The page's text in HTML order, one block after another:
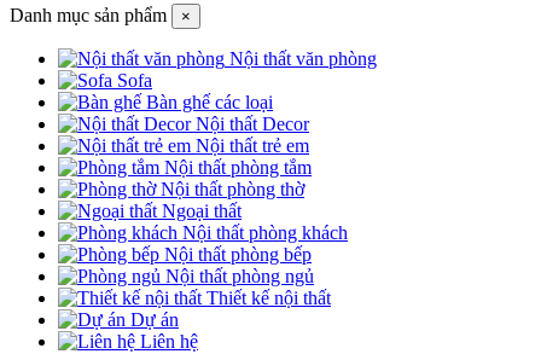
Danh mục sản phẩm ×
Nội thất văn phòng
Sofa
Bàn ghế các loại
Nội thất Decor
Nội thất trẻ em
Nội thất phòng tắm
Nội thất phòng thờ
Ngoại thất
Nội thất phòng khách
Nội thất phòng bếp
Nội thất phòng ngủ
Thiết kế nội thất
Dự án
Liên hệ